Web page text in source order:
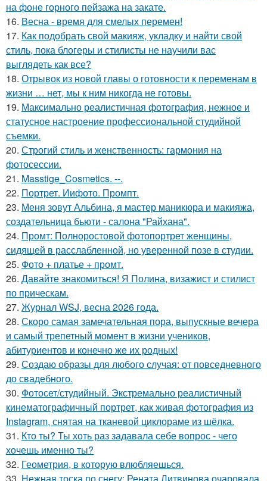
на фоне горного пейзажа на закате.
16. Весна - время для смелых перемен!
17. Как подобрать свой макияж, укладку и найти свой
стиль, пока блогеры и стилисты не научили вас
выглядеть как все?
18. Отрывок из новой главы о готовности к переменам в
жизни … нет, мы к ним никогда не готовы.
19. Максимально реалистичная фотография, нежное и
статусное настроение профессиональной студийной
съемки.
20. Строгий стиль и женственность: гармония на
фотосессии.
21. Masstige_Cosmetics. --.
22. Портрет. Иифото. Промпт.
23. Меня зовут Альбина, я мастер маникюра и макияжа,
создательница бьюти - салона "Райхана".
24. Промт: Полноростовой фотопортрет женщины,
сидящей в расслабленной, но уверенной позе в студии.
25. Фото + платье + промт.
26. Давайте знакомиться! Я Полина, визажист и стилист
по прическам.
27. Журнал WSJ, весна 2026 года.
28. Скоро самая замечательная пора, выпускные вечера
и самый трепетный момент в жизни учеников,
абитуриентов и конечно же их родных!
29. Создаю образы для любого случая: от повседневного
до свадебного.
30. Фотосет/студийный. Экстремально реалистичный
кинематографичный портрет, как живая фотография из
Instagram, снятая на тканевой циклораме из шёлка.
31. Кто ты? Ты хоть раз задавала себе вопрос - чего
хочешь именно ты?
32. Геометрия, в которую влюбляешься.
33. Нежная тоска по снегу: Рената Литвинова очаровала